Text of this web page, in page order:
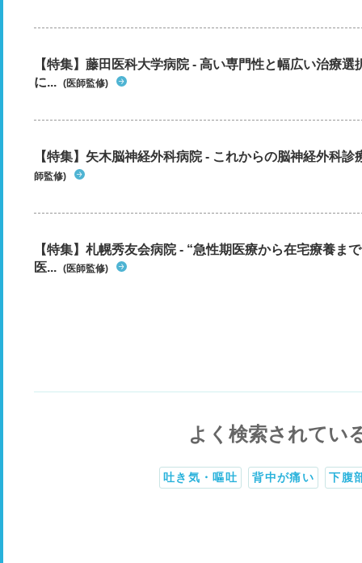
【特集】藤田医科大学病院 - 高い専門性と幅広い治療
に... (医師監修)
【特集】矢木脳神経外科病院 - これからの脳神経外科
師監修)
【特集】札幌秀友会病院 - “急性期医療から在宅療養ま
医... (医師監修)
よく検索されてい
吐き気・嘔吐 背中が痛い 下腹